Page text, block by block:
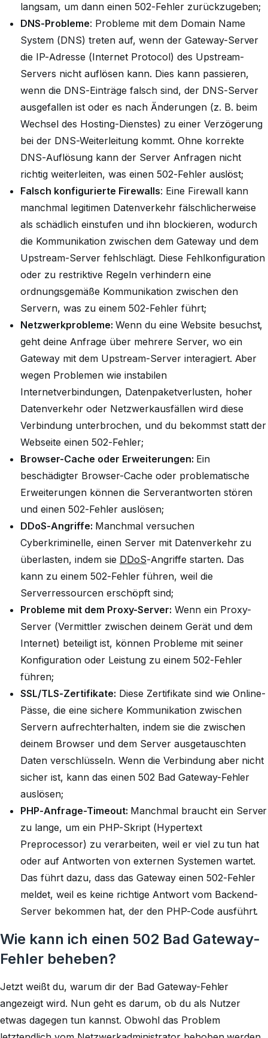
langsam, um dann einen 502-Fehler zurückzugeben;
DNS-Probleme: Probleme mit dem Domain Name
System (DNS) treten auf, wenn der Gateway-Server
die IP-Adresse (Internet Protocol) des Upstream-
Servers nicht auflösen kann. Dies kann passieren,
wenn die DNS-Einträge falsch sind, der DNS-Server
ausgefallen ist oder es nach Änderungen (z. B. beim
Wechsel des Hosting-Dienstes) zu einer Verzögerung
bei der DNS-Weiterleitung kommt. Ohne korrekte
DNS-Auflösung kann der Server Anfragen nicht
richtig weiterleiten, was einen 502-Fehler auslöst;
Falsch konfigurierte Firewalls: Eine Firewall kann
manchmal legitimen Datenverkehr fälschlicherweise
als schädlich einstufen und ihn blockieren, wodurch
die Kommunikation zwischen dem Gateway und dem
Upstream-Server fehlschlägt. Diese Fehlkonfiguration
oder zu restriktive Regeln verhindern eine
ordnungsgemäße Kommunikation zwischen den
Servern, was zu einem 502-Fehler führt;
Netzwerkprobleme: Wenn du eine Website besuchst,
geht deine Anfrage über mehrere Server, wo ein
Gateway mit dem Upstream-Server interagiert. Aber
wegen Problemen wie instabilen
Internetverbindungen, Datenpaketverlusten, hoher
Datenverkehr oder Netzwerkausfällen wird diese
Verbindung unterbrochen, und du bekommst statt der
Webseite einen 502-Fehler;
Browser-Cache oder Erweiterungen: Ein
beschädigter Browser-Cache oder problematische
Erweiterungen können die Serverantworten stören
und einen 502-Fehler auslösen;
DDoS-Angriffe: Manchmal versuchen
Cyberkriminelle, einen Server mit Datenverkehr zu
überlasten, indem sie DDoS-Angriffe starten. Das
kann zu einem 502-Fehler führen, weil die
Serverressourcen erschöpft sind;
Probleme mit dem Proxy-Server: Wenn ein Proxy-
Server (Vermittler zwischen deinem Gerät und dem
Internet) beteiligt ist, können Probleme mit seiner
Konfiguration oder Leistung zu einem 502-Fehler
führen;
SSL/TLS-Zertifikate: Diese Zertifikate sind wie Online-
Pässe, die eine sichere Kommunikation zwischen
Servern aufrechterhalten, indem sie die zwischen
deinem Browser und dem Server ausgetauschten
Daten verschlüsseln. Wenn die Verbindung aber nicht
sicher ist, kann das einen 502 Bad Gateway-Fehler
auslösen;
PHP-Anfrage-Timeout: Manchmal braucht ein Server
zu lange, um ein PHP-Skript (Hypertext
Preprocessor) zu verarbeiten, weil er viel zu tun hat
oder auf Antworten von externen Systemen wartet.
Das führt dazu, dass das Gateway einen 502-Fehler
meldet, weil es keine richtige Antwort vom Backend-
Server bekommen hat, der den PHP-Code ausführt.
Wie kann ich einen 502 Bad Gateway-
Fehler beheben?
Jetzt weißt du, warum dir der Bad Gateway-Fehler
angezeigt wird. Nun geht es darum, ob du als Nutzer
etwas dagegen tun kannst. Obwohl das Problem